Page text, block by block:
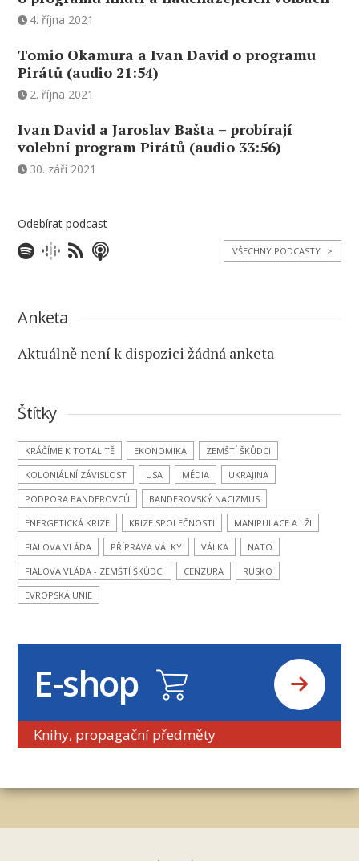
4. října 2021
Tomio Okamura a Ivan David o programu
Pirátů (audio 21:54)
2. října 2021
Ivan David a Jaroslav Bašta – probírají
volební program Pirátů (audio 33:56)
30. září 2021
Odebírat podcast
VŠECHNY PODCASTY >
Anketa
Aktuálně není k dispozici žádná anketa
Štítky
KRÁČÍME K TOTALITĚ EKONOMIKA
ZEMŠTÍ ŠKŮDCI
KOLONIÁLNÍ ZÁVISLOST
USA MÉDIA
UKRAJINA
PODPORA BANDEROVCŮ
BANDEROVSKÝ NACIZMUS
ENERGETICKÁ KRIZE
KRIZE SPOLEČNOSTI
MANIPULACE A LŽI
FIALOVA VLÁDA
PŘÍPRAVA VÁLKY VÁLKA
NATO
FIALOVA VLÁDA - ZEMŠTÍ ŠKŮDCI
CENZURA
RUSKO
EVROPSKÁ UNIE
E-shop
Knihy, propagační předměty